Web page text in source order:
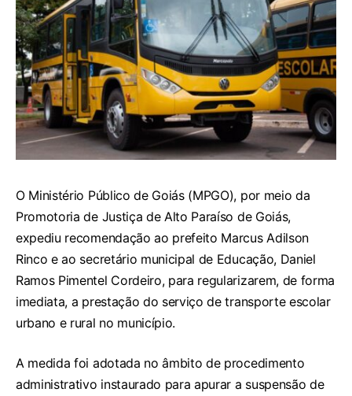
O Ministério Público de Goiás (MPGO), por meio da
Promotoria de Justiça de Alto Paraíso de Goiás,
expediu recomendação ao prefeito Marcus Adilson
Rinco e ao secretário municipal de Educação, Daniel
Ramos Pimentel Cordeiro, para regularizarem, de forma
imediata, a prestação do serviço de transporte escolar
urbano e rural no município.
A medida foi adotada no âmbito de procedimento
administrativo instaurado para apurar a suspensão de